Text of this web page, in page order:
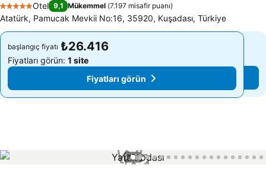
5 Yıldız
Otel 9,1 Mükemmel (7.197 misafir puanı)
Atatürk, Pamucak Mevkii No:16, 35920, Kuşadası, Türkiye
başlangıç fiyatı ₺26.416
Fiyatları görün: 1 site
Fiyatları görün
başlangıç fiyatı ₺26.416
Fiyatları görün: 1 site
Fiyatları görün
1 / 68